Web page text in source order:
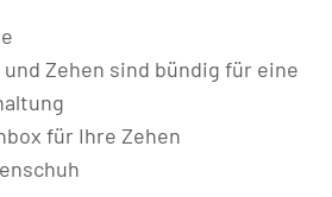
Zehen sind bündig für eine
für Ihre Zehen